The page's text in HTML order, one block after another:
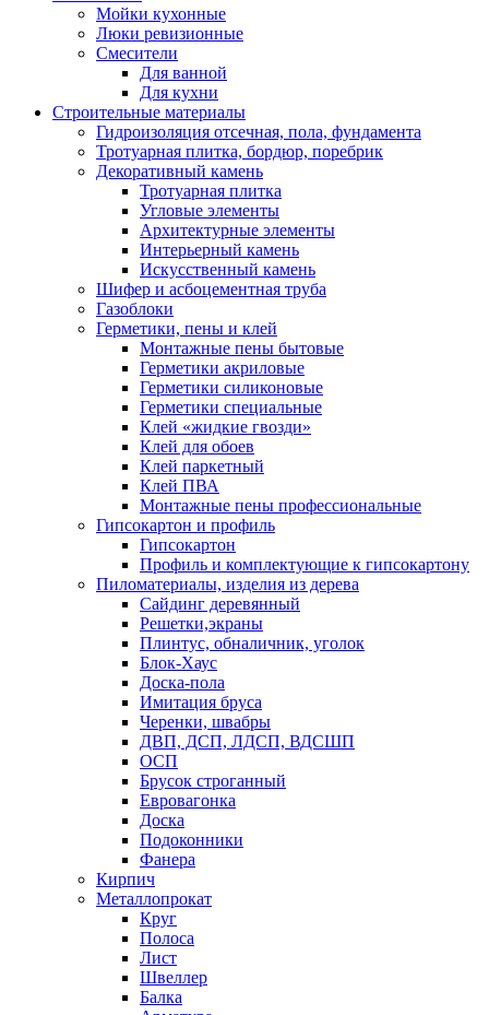
Мойки кухонные
Люки ревизионные
Смесители
Для ванной
Для кухни
Строительные материалы
Гидроизоляция отсечная, пола, фундамента
Тротуарная плитка, бордюр, поребрик
Декоративный камень
Тротуарная плитка
Угловые элементы
Архитектурные элементы
Интерьерный камень
Искусственный камень
Шифер и асбоцементная труба
Газоблоки
Герметики, пены и клей
Монтажные пены бытовые
Герметики акриловые
Герметики силиконовые
Герметики специальные
Клей «жидкие гвозди»
Клей для обоев
Клей паркетный
Клей ПВА
Монтажные пены профессиональные
Гипсокартон и профиль
Гипсокартон
Профиль и комплектующие к гипсокартону
Пиломатериалы, изделия из дерева
Сайдинг деревянный
Решетки,экраны
Плинтус, обналичник, уголок
Блок-Хаус
Доска-пола
Имитация бруса
Черенки, швабры
ДВП, ДСП, ЛДСП, ВДСШП
ОСП
Брусок строганный
Евровагонка
Доска
Подоконники
Фанера
Кирпич
Металлопрокат
Круг
Полоса
Лист
Швеллер
Балка